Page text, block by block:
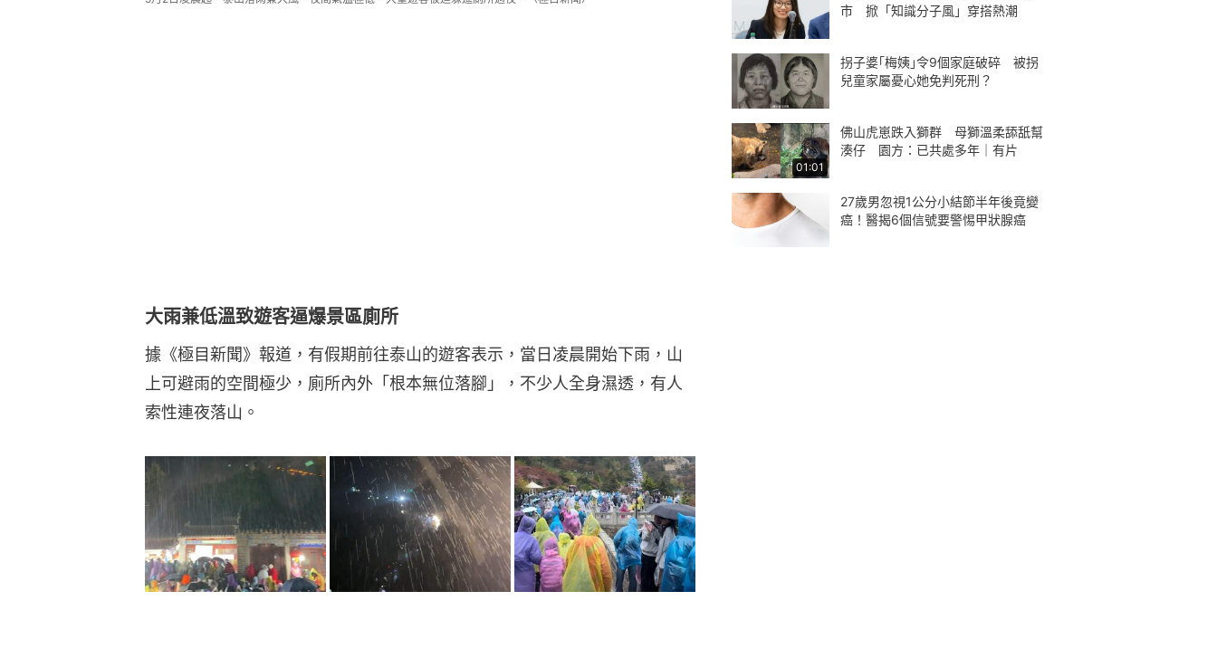
大雨兼低溫致遊客逼爆景區廁所
據《極目新聞》報道，有假期前往泰山的遊客表示，當日凌晨開始下雨，山
上可避雨的空間極少，廁所內外「根本無位落腳」，不少人全身濕透，有人
索性連夜落山。
市 掀「知識分子風」穿搭熱潮
拐子婆｢梅姨｣令9個家庭破碎 被拐
兒童家屬憂心她免判死刑？
01:01
佛山虎崽跌入獅群 母獅溫柔舔舐幫
湊仔 園方：已共處多年｜有片
27歲男忽視1公分小結節半年後竟變
癌！醫揭6個信號要警惕甲狀腺癌